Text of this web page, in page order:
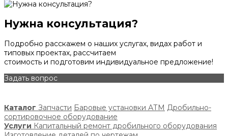
Нужна консультация?
Подробно расскажем о наших услугах, видах работ и
типовых проектах, рассчитаем
стоимость и подготовим индивидуальное предложение!
Задать вопрос
Каталог Запчасти Баровые установки АТМ Дробильно-
сортировочное оборудование
Услуги Капитальный ремонт дробильного оборудования